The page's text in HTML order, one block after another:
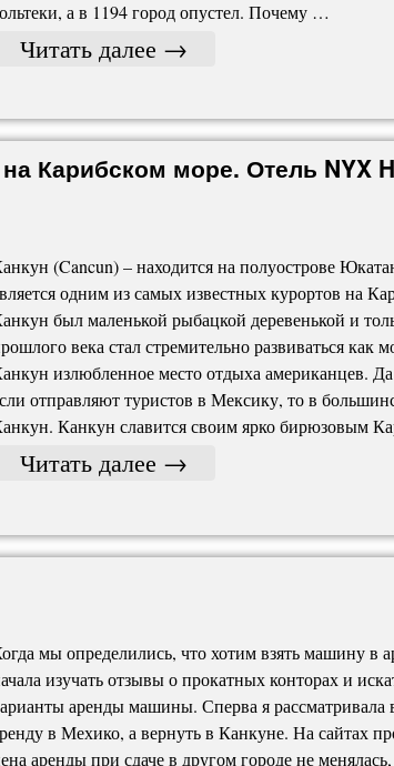
а в 1194 город опустел. Почему …
Читать далее →
Карибском море. Отель NYX
(Cancun) – находится на полуострове
одним из самых известных курортов на
был маленькой рыбацкой деревенькой и
века стал стремительно развиваться как
излюбленное место отдыха американцев.
отправляют туристов в Мексику, то в
Канкун славится своим ярко бирюзовым
Читать далее →
мы определились, что хотим взять машину в
изучать отзывы о прокатных конторах и
аренды машины. Сперва я рассматривала
в Мехико, а вернуть в Канкуне. На сайтах
аренды при сдаче в другом городе не